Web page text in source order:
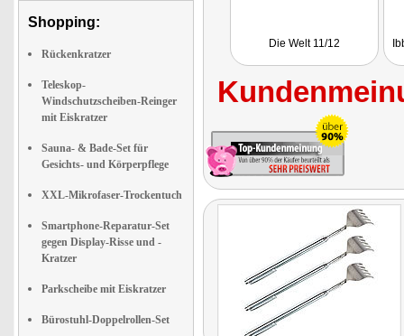
Shopping:
Rückenkratzer
Teleskop-
Windschutzscheiben-Reinger
mit Eiskratzer
Sauna- & Bade-Set für
Gesichts- und Körperpflege
XXL-Mikrofaser-Trockentuch
Smartphone-Reparatur-Set
gegen Display-Risse und -
Kratzer
Parkscheibe mit Eiskratzer
Bürostuhl-Doppelrollen-Set
Die Welt 11/12